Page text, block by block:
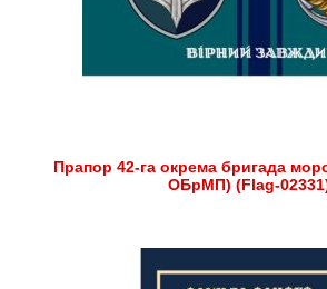
Прапор 42-га окрема бригада
ОБрМП) (Flag-